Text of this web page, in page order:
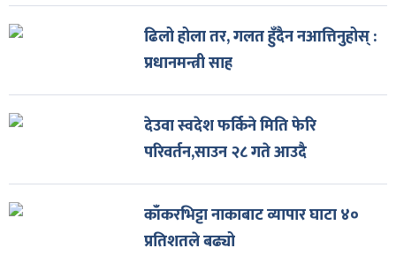
ढिलो होला तर, गलत हुँदैन नआत्तिनुहोस् :
प्रधानमन्त्री साह
देउवा स्वदेश फर्किने मिति फेरि
परिवर्तन,साउन २८ गते आउदै
काँकरभिट्टा नाकाबाट व्यापार घाटा ४०
प्रतिशतले बढ्यो